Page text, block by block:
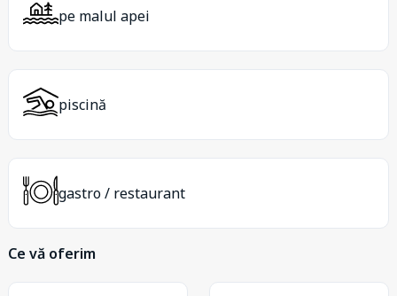
pe malul apei
piscină
gastro / restaurant
Ce vă oferim